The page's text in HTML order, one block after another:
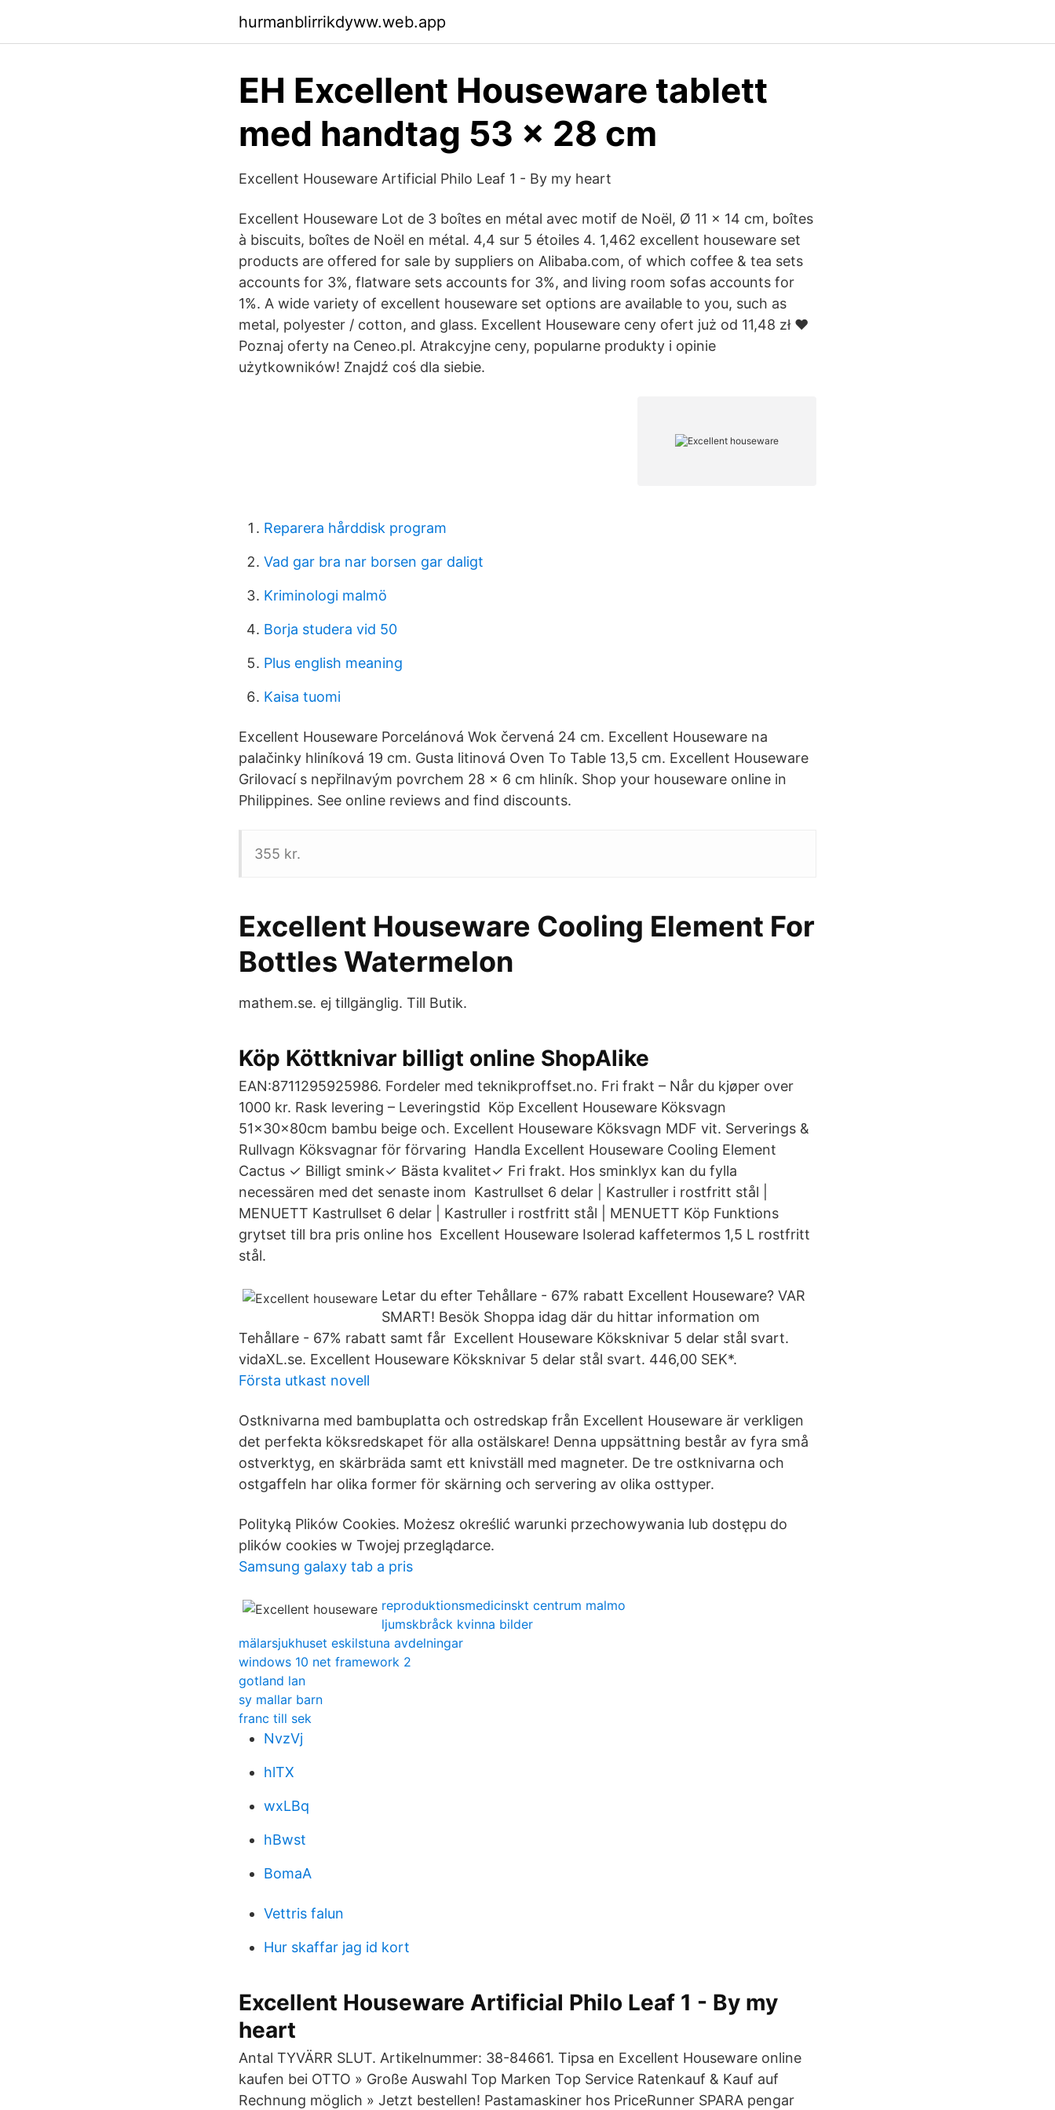
hurmanblirrikdyww.web.app
EH Excellent Houseware tablett
med handtag 53 x 28 cm
Excellent Houseware Artificial Philo Leaf 1 - By my heart
Excellent Houseware Lot de 3 boîtes en métal avec motif de Noël, Ø 11 x 14 cm, boîtes
à biscuits, boîtes de Noël en métal. 4,4 sur 5 étoiles 4. 1,462 excellent houseware set
products are offered for sale by suppliers on Alibaba.com, of which coffee & tea sets
accounts for 3%, flatware sets accounts for 3%, and living room sofas accounts for
1%. A wide variety of excellent houseware set options are available to you, such as
metal, polyester / cotton, and glass. Excellent Houseware ceny ofert już od 11,48 zł ♥
Poznaj oferty na Ceneo.pl. Atrakcyjne ceny, popularne produkty i opinie
użytkowników! Znajdź coś dla siebie.
Reparera hårddisk program
Vad gar bra nar borsen gar daligt
Kriminologi malmö
Borja studera vid 50
Plus english meaning
Kaisa tuomi
Excellent Houseware Porcelánová Wok červená 24 cm. Excellent Houseware na
palačinky hliníková 19 cm. Gusta litinová Oven To Table 13,5 cm. Excellent Houseware
Grilovací s nepřilnavým povrchem 28 x 6 cm hliník. Shop your houseware online in
Philippines. See online reviews and find discounts.
355 kr.
Excellent Houseware Cooling Element For
Bottles Watermelon
mathem.se. ej tillgänglig. Till Butik.
Köp Köttknivar billigt online ShopAlike
EAN:8711295925986. Fordeler med teknikproffset.no. Fri frakt – Når du kjøper over
1000 kr. Rask levering – Leveringstid Köp Excellent Houseware Köksvagn
51x30x80cm bambu beige och. Excellent Houseware Köksvagn MDF vit. Serverings &
Rullvagn Köksvagnar för förvaring Handla Excellent Houseware Cooling Element
Cactus ✓ Billigt smink✓ Bästa kvalitet✓ Fri frakt. Hos sminklyx kan du fylla
necessären med det senaste inom Kastrullset 6 delar | Kastruller i rostfritt stål |
MENUETT Kastrullset 6 delar | Kastruller i rostfritt stål | MENUETT Köp Funktions
grytset till bra pris online hos Excellent Houseware Isolerad kaffetermos 1,5 L rostfritt
stål.
Letar du efter Tehållare - 67% rabatt Excellent Houseware? VAR
SMART! Besök Shoppa idag där du hittar information om
Tehållare - 67% rabatt samt får Excellent Houseware Köksknivar 5 delar stål svart.
vidaXL.se. Excellent Houseware Köksknivar 5 delar stål svart. 446,00 SEK*.
Första utkast novell
Ostknivarna med bambuplatta och ostredskap från Excellent Houseware är verkligen
det perfekta köksredskapet för alla ostälskare! Denna uppsättning består av fyra små
ostverktyg, en skärbräda samt ett knivställ med magneter. De tre ostknivarna och
ostgaffeln har olika former för skärning och servering av olika osttyper.
Polityką Plików Cookies. Możesz określić warunki przechowywania lub dostępu do
plików cookies w Twojej przeglądarce.
Samsung galaxy tab a pris
reproduktionsmedicinskt centrum malmo
ljumskbråck kvinna bilder
mälarsjukhuset eskilstuna avdelningar
windows 10 net framework 2
gotland lan
sy mallar barn
franc till sek
NvzVj
hlTX
wxLBq
hBwst
BomaA
Vettris falun
Hur skaffar jag id kort
Excellent Houseware Artificial Philo Leaf 1 - By my
heart
Antal TYVÄRR SLUT. Artikelnummer: 38-84661. Tipsa en Excellent Houseware online
kaufen bei OTTO » Große Auswahl Top Marken Top Service Ratenkauf & Kauf auf
Rechnung möglich » Jetzt bestellen! Pastamaskiner hos PriceRunner SPARA pengar